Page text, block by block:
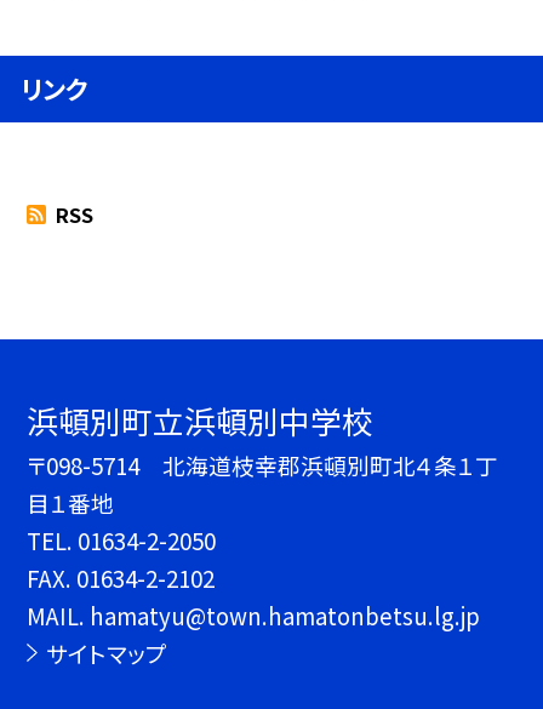
リンク
RSS
浜頓別町立浜頓別中学校
〒098-5714 北海道枝幸郡浜頓別町北４条１丁
目１番地
TEL. 01634-2-2050
FAX. 01634-2-2102
MAIL. hamatyu@town.hamatonbetsu.lg.jp
サイトマップ